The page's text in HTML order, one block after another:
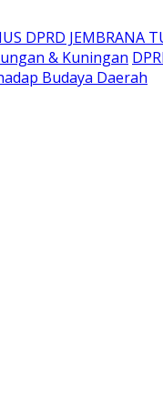
DPRD JEMBRANA
& Kuningan
Budaya Daerah